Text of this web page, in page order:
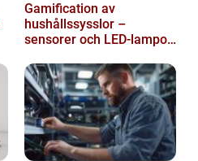
Gamification av
hushållssysslor –
sensorer och LED-lampor